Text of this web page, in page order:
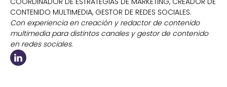
CONTENIDO MULTIMEDIA, GESTOR DE REDES SOCIALES.
Con experiencia en creación y redactor de contenido
multimedia para distintos canales y gestor de contenido
en redes sociales.